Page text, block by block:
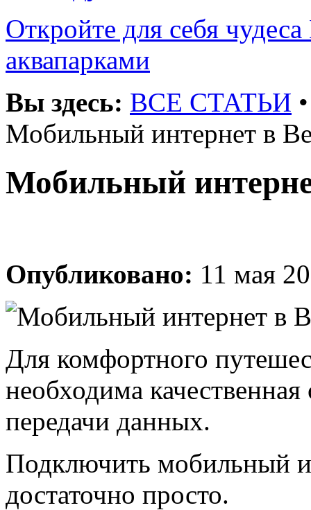
Откройте для себя
аквапарками
Вы здесь: ВСЕ СТАТЬИ
Мобильный интернет в
Мобильный
Опубликовано: 11 мая
Для комфортного
необходима
передачи данных.
Подключить мобильный
достаточно просто.